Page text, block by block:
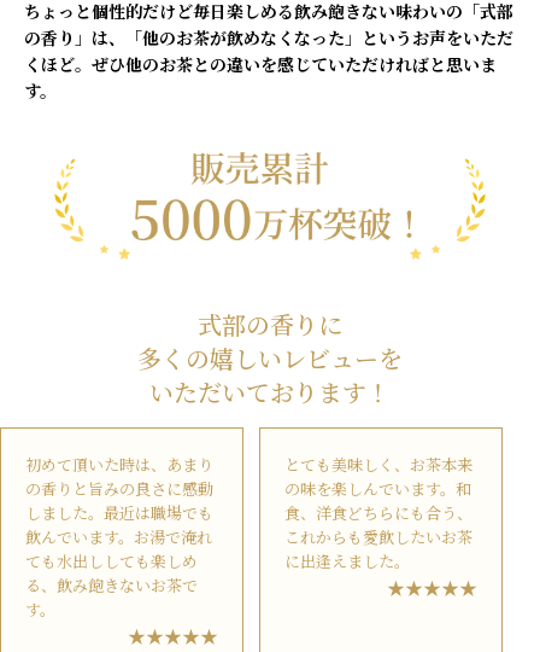
ちょっと個性的だけど毎日楽しめる飲み飽きない味わいの「式部
の香り」は、「他のお茶が飲めなくなった」というお声をいただ
くほど。ぜひ他のお茶との違いを感じていただければと思いま
す。
式部の香りに
多くの嬉しいレビューを
いただいております！
初めて頂いた時は、あまり
の香りと旨みの良さに感動
しました。最近は職場でも
飲んでいます。お湯で淹れ
ても水出ししても楽しめ
る、飲み飽きないお茶で
す。
とても美味しく、お茶本来
の味を楽しんでいます。和
食、洋食どちらにも合う、
これからも愛飲したいお茶
に出逢えました。